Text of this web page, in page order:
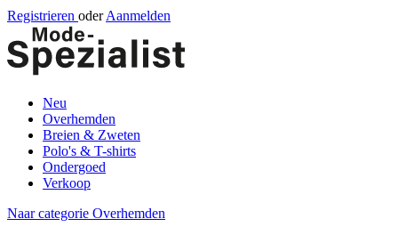
Registrieren oder Aanmelden
Neu
Overhemden
Breien & Zweten
Polo's & T-shirts
Ondergoed
Verkoop
Naar categorie Overhemden